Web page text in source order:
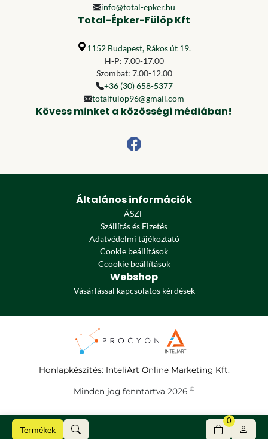
Termékek
0
info@total-epker.hu
Total-Épker-Fülöp Kft
1152 Budapest, Rákos út 19.
H-P: 7.00-17.00
Szombat: 7.00-12.00
+36 (30) 658-5377
totalfulop96@gmail.com
Kövess minket a közösségi médiában!
Általános információk
ÁSZF
Szállítás és Fizetés
Adatvédelmi tájékoztató
Cookie beállítások
Ccookie beállítások
Webshop
Vásárlással kapcsolatos kérdések
Honlapkészítés: InteliArt Online Marketing Kft.
Minden jog fenntartva 2026 ©